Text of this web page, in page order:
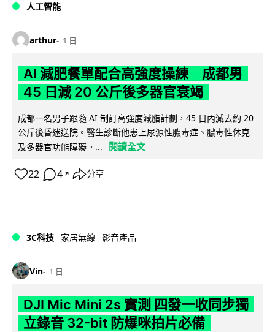
人工智能
arthur 1 日
AI 減肥餐單配合高強度操練 成都男
45 日減 20 公斤後多器官衰竭
成都一名男子跟隨 AI 制訂高強度減脂計劃，45 日內減去約 20
公斤後昏迷送院。醫生診斷他患上尿源性膿毒症、膿毒性休克
及多器官功能障礙。...
閱讀全文
22 4 ↗ 分享
3C科技 家居無線 影音產品
Vin 1 日
DJI Mic Mini 2s 實測 四發一收同步獨
立錄音 32-bit 防爆咪拍片必備